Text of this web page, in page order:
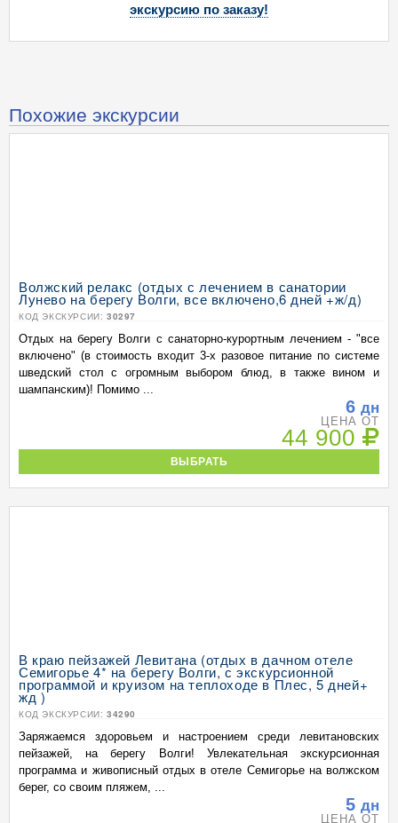
экскурсию по заказу!
Похожие экскурсии
Волжский релакс (отдых с лечением в санатории
Лунево на берегу Волги, все включено,6 дней +ж/д)
КОД ЭКСКУРСИИ: 30297
Отдых на берегу Волги с санаторно-курортным лечением - "все
включено" (в стоимость входит 3-х разовое питание по системе
шведский стол с огромным выбором блюд, в также вином и
шампанским)! Помимо ...
6 дн
ЦЕНА ОТ
44 900
ВЫБРАТЬ
В краю пейзажей Левитана (отдых в дачном отеле
Семигорье 4* на берегу Волги, с экскурсионной
программой и круизом на теплоходе в Плес, 5 дней+
жд )
КОД ЭКСКУРСИИ: 34290
Заряжаемся здоровьем и настроением среди левитановских
пейзажей, на берегу Волги! Увлекательная экскурсионная
программа и живописный отдых в отеле Семигорье на волжском
берег, со своим пляжем, ...
5 дн
ЦЕНА ОТ